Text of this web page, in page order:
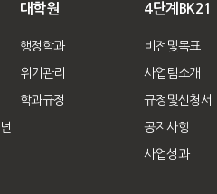
대학원
행정학과
위기관리
학과규정
4단계BK21
비전및목표
사업팀소개
규정및신청서
공지사항
사업성과